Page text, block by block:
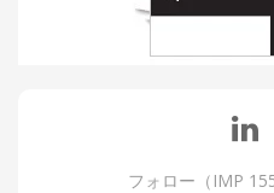
フォロー（IMP